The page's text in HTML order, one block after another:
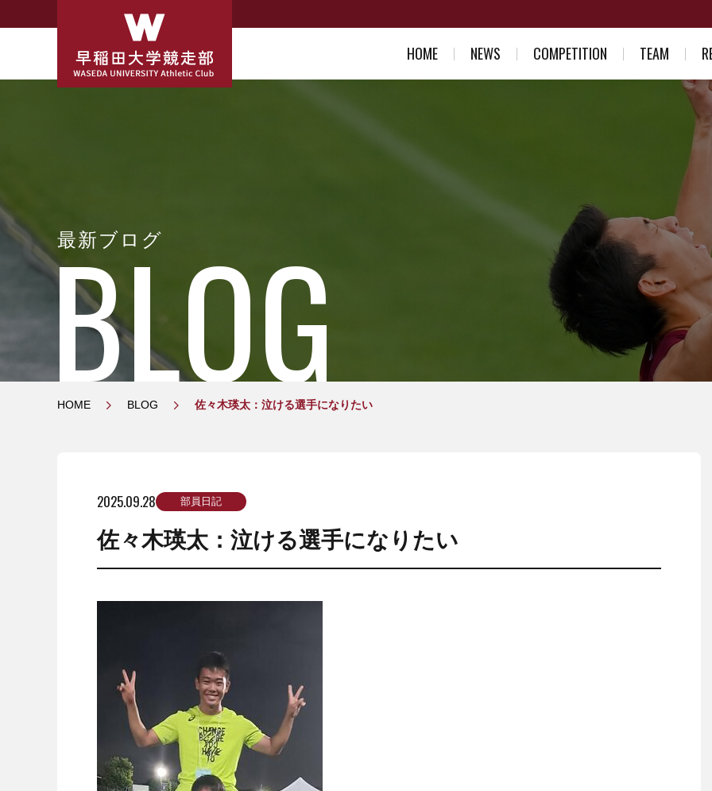
HOME NEWS COMPETITION TEAM
スタッフ紹介
入部を考
競走部へ
最新ブログ
HOME BLOG 佐々木瑛太：泣ける選手になりたい
2025.09.28 部員日記
佐々木瑛太：泣ける選手になりたい